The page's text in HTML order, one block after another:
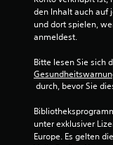
den Inhalt auch auf
und dort spielen,
anmeldest.
Bitte lesen Sie sich
durch, bevor Sie
unter exklusiver
Europe. Es gelten